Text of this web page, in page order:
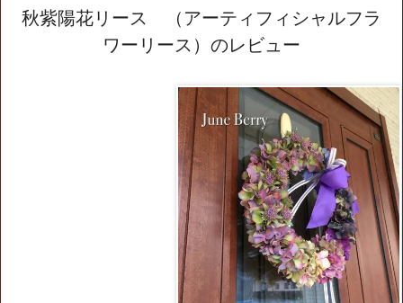
秋紫陽花リース （アーティフィシャルフラ
ワーリース）のレビュー